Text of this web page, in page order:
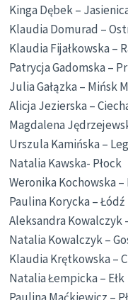
Kinga Dębek –
Klaudia Domurad –
Klaudia Fijałkowska –
Patrycja Gadomska –
Julia Gałązka – Mińsk
Alicja Jezierska –
Magdalena
Urszula Kamińska –
Natalia Kawska- Płock
Weronika Kochowska
Paulina Korycka – Łódź
Aleksandra Kowalczyk
Natalia Kowalczyk –
Klaudia Krętkowska –
Natalia Łempicka – Ełk